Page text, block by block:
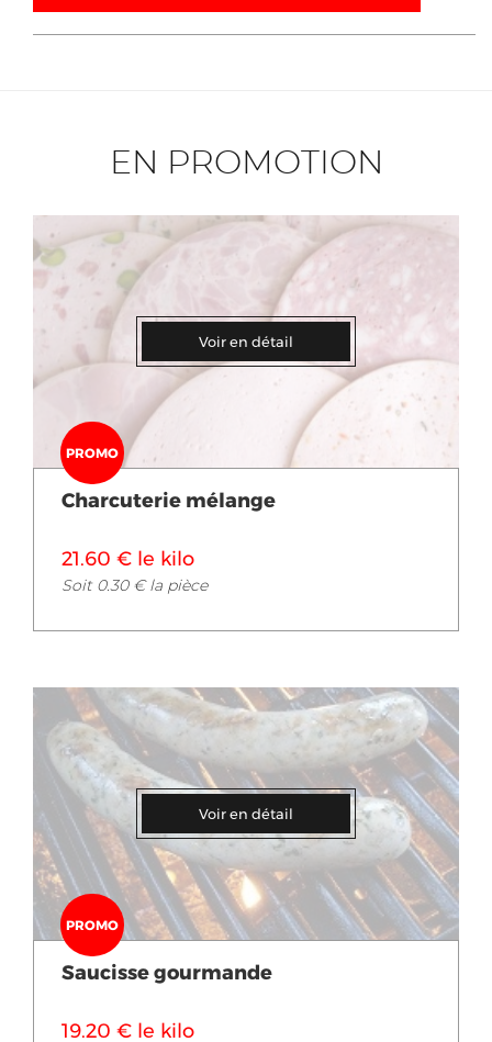
EN PROMOTION
Voir en détail
PROMO
Charcuterie mélange
21.60 € le kilo
Soit 0.30 € la pièce
Voir en détail
PROMO
Saucisse gourmande
19.20 € le kilo